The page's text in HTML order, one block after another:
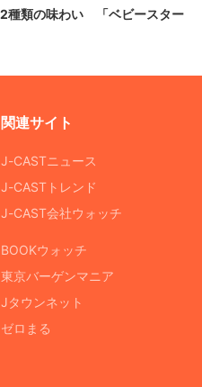
2種類の味わい 「ベビースター
関連サイト
J-CASTニュース
J-CASTトレンド
J-CAST会社ウォッチ
BOOKウォッチ
東京バーゲンマニア
Jタウンネット
ゼロまる